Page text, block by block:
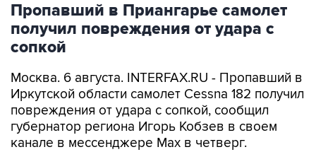
Пропавший в Приангарье самолет
получил повреждения от удара с
сопкой
Москва. 6 августа. INTERFAX.RU - Пропавший в
Иркутской области самолет Cessna 182 получил
повреждения от удара с сопкой, сообщил
губернатор региона Игорь Кобзев в своем
канале в мессенджере Мах в четверг.